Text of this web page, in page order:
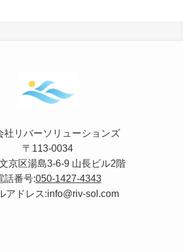
社リバーソリューションズ
〒113-0034
京区湯島3-6-9 山長ビル2階
話番号:050-1427-4343
アドレス:info@riv-sol.com